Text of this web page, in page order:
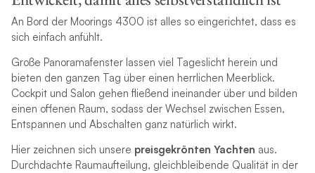
An Bord der Moorings 4300 ist alles so eingerichtet, dass es
sich einfach anfühlt.
Große Panoramafenster lassen viel Tageslicht herein und
bieten den ganzen Tag über einen herrlichen Meerblick.
Cockpit und Salon gehen fließend ineinander über und bilden
einen offenen Raum, sodass der Wechsel zwischen Essen,
Entspannen und Abschalten ganz natürlich wirkt.
Hier zeichnen sich unsere preisgekrönten Yachten aus.
Durchdachte Raumaufteilung, gleichbleibende Qualität in der